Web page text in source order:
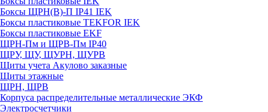
Боксы ЩРН(В)-П IP41 IEK
Боксы пластиковые TEKFOR IEK
Боксы пластиковые EKF
ЩРН-Пм и ЩРВ-Пм IP40
ЩРУ, ЩУ, ЩУРН, ЩУРВ
Щиты учета Акулово заказные
Щиты этажные
ЩРН, ЩРВ
Корпуса распределительные металлические ЭКФ
Электросчетчики